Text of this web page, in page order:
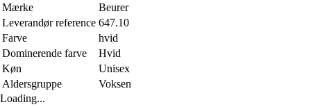
Mærke
Beurer
Leverandør reference 647.10
Farve
hvid
Dominerende farve
Hvid
Køn
Unisex
Aldersgruppe
Voksen
Loading...